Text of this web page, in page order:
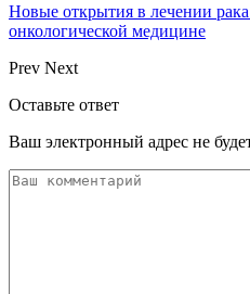
Новые открытия в лечении
онкологической медицине
Prev Next
Оставьте ответ
Ваш электронный адрес не